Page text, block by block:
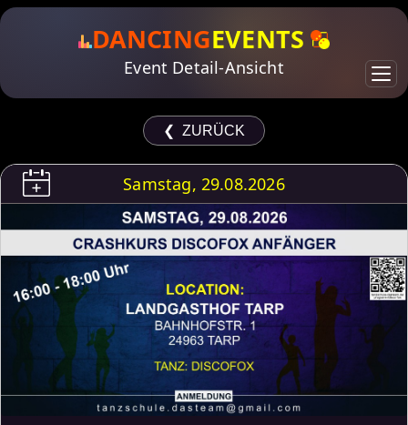
DANCINGEVENTS
Event Detail-Ansicht
❮ ZURÜCK
Samstag, 29.08.2026